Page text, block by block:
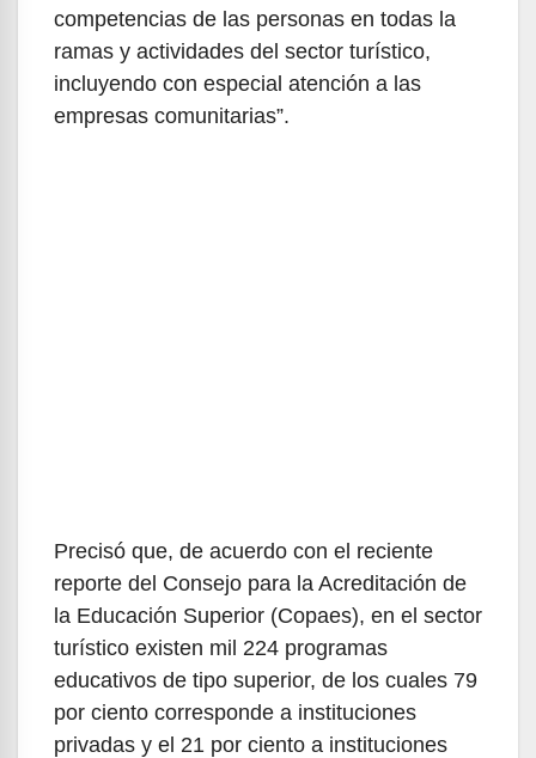
competencias de las personas en todas la
ramas y actividades del sector turístico,
incluyendo con especial atención a las
empresas comunitarias”.
Precisó que, de acuerdo con el reciente
reporte del Consejo para la Acreditación de
la Educación Superior (Copaes), en el sector
turístico existen mil 224 programas
educativos de tipo superior, de los cuales 79
por ciento corresponde a instituciones
privadas y el 21 por ciento a instituciones